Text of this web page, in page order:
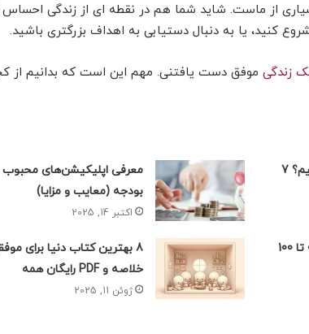
از ماست. شاید شما هم در نقطه ای از زندگی احساس
کنید، یا به دنبال دستیابی به اهداف بزرگتری باشید.
زندگی موفق دست یافتنی. مهم این است که بدانیم از
در اولین مصاحبه کاری چگونه باشیم؟ 7
معرفی اپلیکیشن‌های
بودجه (معایب و مزایا)
اکتبر 14, 2025
روانشناسی را از کجا شروع کنیم؟ 0 تا 100
8 بهترین کتاب دنیا برای
خلاصه و PDF رایگان همه
ژوئن 11, 2025